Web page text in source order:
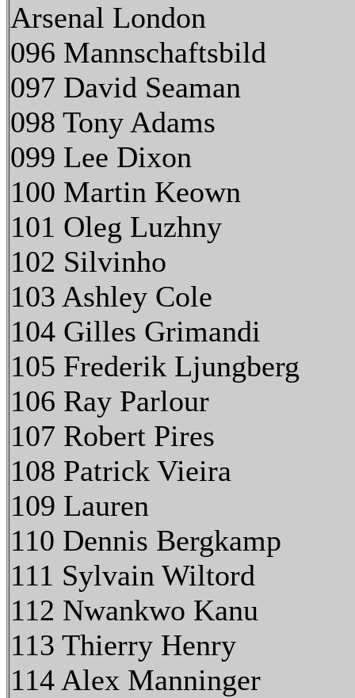
Arsenal London
096 Mannschaftsbild
097 David Seaman
098 Tony Adams
099 Lee Dixon
100 Martin Keown
101 Oleg Luzhny
102 Silvinho
103 Ashley Cole
104 Gilles Grimandi
105 Frederik Ljungberg
106 Ray Parlour
107 Robert Pires
108 Patrick Vieira
109 Lauren
110 Dennis Bergkamp
111 Sylvain Wiltord
112 Nwankwo Kanu
113 Thierry Henry
114 Alex Manninger